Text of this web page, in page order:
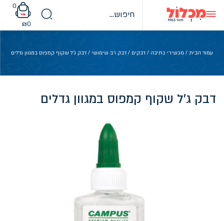
content
0
₪0
עמוד הבית / מכשירי כתיבה / דבקים / דבק רב שימושי / דבק ג'ל שקוף קמפוס במגוון גדלים
דבק ג'ל שקוף קמפוס במגוון גדלים